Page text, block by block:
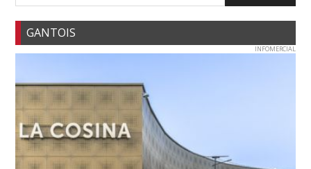
GANTOIS
INFOMERCIAL